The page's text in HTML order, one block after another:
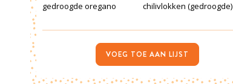
gedroogde oregano chilivlokken (gedroogde)
VOEG TOE AAN LIJST